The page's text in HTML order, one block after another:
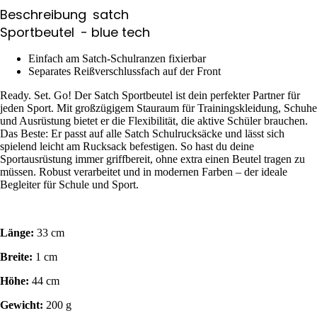
Beschreibung satch
Sportbeutel - blue tech
Einfach am Satch-Schulranzen fixierbar
Separates Reißverschlussfach auf der Front
Ready. Set. Go! Der Satch Sportbeutel ist dein perfekter Partner für
jeden Sport. Mit großzügigem Stauraum für Trainingskleidung, Schuhe
und Ausrüstung bietet er die Flexibilität, die aktive Schüler brauchen.
Das Beste: Er passt auf alle Satch Schulrucksäcke und lässt sich
spielend leicht am Rucksack befestigen. So hast du deine
Sportausrüstung immer griffbereit, ohne extra einen Beutel tragen zu
müssen. Robust verarbeitet und in modernen Farben – der ideale
Begleiter für Schule und Sport.
Länge: 33 cm
Breite: 1 cm
Höhe: 44 cm
Gewicht: 200 g